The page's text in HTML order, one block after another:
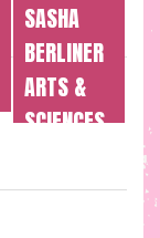
SASHA
BERLINER
ARTS &
SCIENCES
16.30